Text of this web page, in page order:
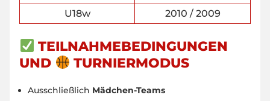
U18w
2010 / 2009
TEILNAHMEBEDINGUNGEN
UND
TURNIERMODUS
Ausschließlich Mädchen-Teams